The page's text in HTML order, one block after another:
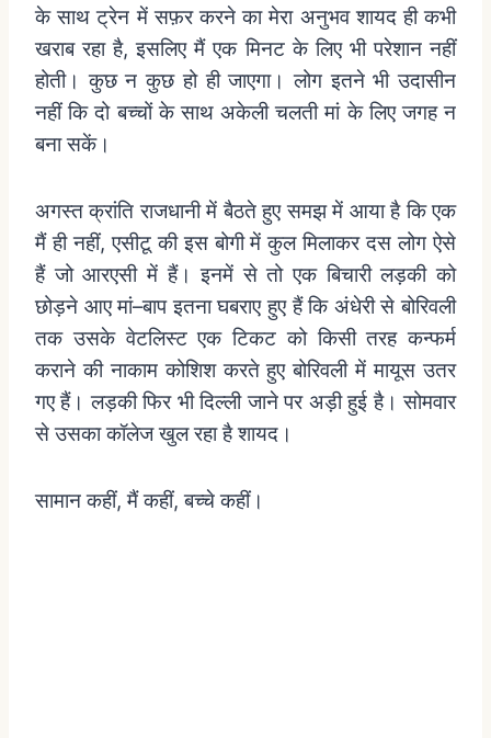
के साथ ट्रेन में सफ़र करने का मेरा अनुभव शायद ही कभी
खराब रहा है,इसलिए मैं एक मिनट के लिए भी परेशान नहीं
होती। कुछ न कुछ हो ही जाएगा। लोग इतने भी उदासीन
नहीं कि दो बच्चों के साथ अकेली चलती मां के लिए जगह न
बना सकें।
अगस्त क्रांति राजधानी में बैठते हुए समझ में आया है कि एक
मैं ही नहीं,एसीटू की इस बोगी में कुल मिलाकर दस लोग ऐसे
हैं जो आरएसी में हैं। इनमें से तो एक बिचारी लड़की को
छोड़ने आए मां–बाप इतना घबराए हुए हैं कि अंधेरी से बोरिवली
तक उसके वेटलिस्ट एक टिकट को किसी तरह कन्फर्म
कराने की नाकाम कोशिश करते हुए बोरिवली में मायूस उतर
गए हैं। लड़की फिर भी दिल्ली जाने पर अड़ी हुई है। सोमवार
से उसका कॉलेज खुल रहा है शायद।
सामान कहीं,मैं कहीं,बच्चे कहीं।